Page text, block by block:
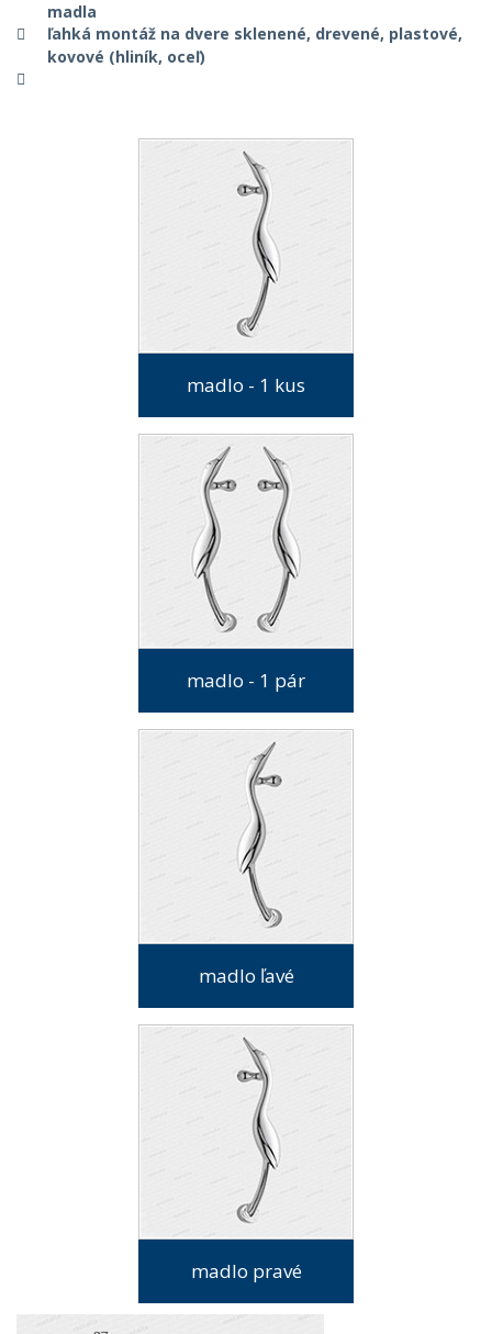
madla
ľahká montáž na dvere sklenené, drevené, plastové,
kovové (hliník, oceľ)
madlo - 1 kus
madlo - 1 pár
madlo ľavé
madlo pravé